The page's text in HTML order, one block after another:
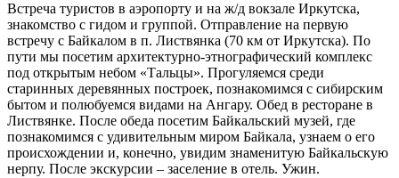
Встреча туристов в аэропорту и на ж/д вокзале Иркутска,
знакомство с гидом и группой. Отправление на первую
встречу с Байкалом в п. Листвянка (70 км от Иркутска). По
пути мы посетим архитектурно-этнографический комплекс
под открытым небом «Тальцы». Прогуляемся среди
старинных деревянных построек, познакомимся с сибирским
бытом и полюбуемся видами на Ангару. Обед в ресторане в
Листвянке. После обеда посетим Байкальский музей, где
познакомимся с удивительным миром Байкала, узнаем о его
происхождении и, конечно, увидим знаменитую Байкальскую
нерпу. После экскурсии – заселение в отель. Ужин.